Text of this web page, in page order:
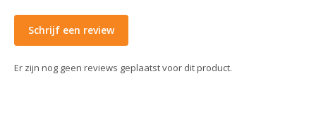
Schrijf een review
Er zijn nog geen reviews geplaatst voor dit product.